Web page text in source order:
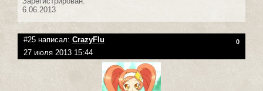
6.06.2013
#25 написал: CrazyFlu 0
27 июля 2013 15:44